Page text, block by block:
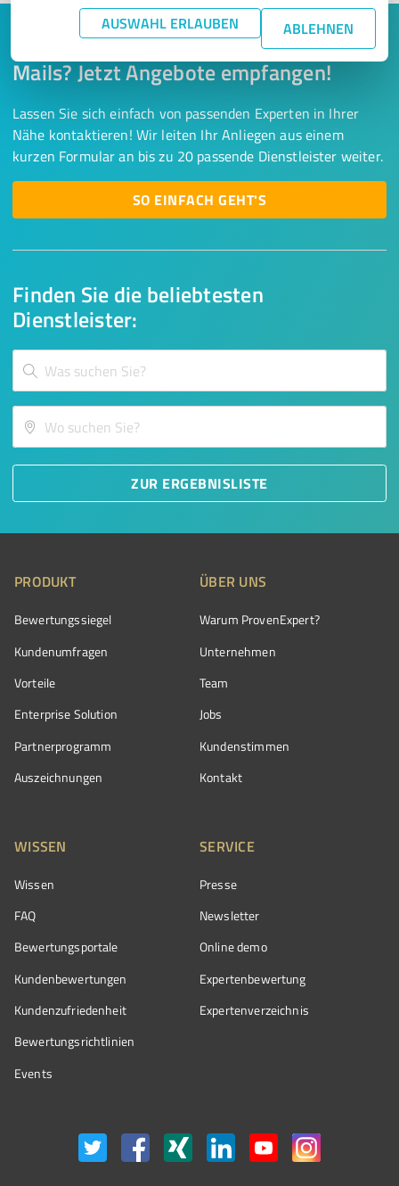
AUSWAHL ERLAUBEN ABLEHNEN
Finden Sie die beliebtesten
Dienstleister:
ZUR ERGEBNISLISTE
Keine Zeit für lange Recherchen und E-
Mails? Jetzt Angebote empfangen!
Lassen Sie sich einfach von passenden Experten in Ihrer
Nähe kontaktieren! Wir leiten Ihr Anliegen aus einem
kurzen Formular an bis zu 20 passende Dienstleister weiter.
SO EINFACH GEHT'S
PRODUKT
Bewertungssiegel
Kundenumfragen
Vorteile
Enterprise Solution
Partnerprogramm
Auszeichnungen
ÜBER UNS
Warum ProvenExpert?
Unternehmen
Team
Jobs
Kundenstimmen
Kontakt
WISSEN
Wissen
FAQ
Bewertungsportale
Kundenbewertungen
Kundenzufriedenheit
Bewertungs­richtlinien
Events
SERVICE
Presse
Newsletter
Online demo
Expertenbewertung
Expertenverzeichnis